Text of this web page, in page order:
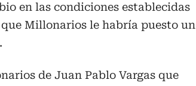
en las condiciones establecidas
Millonarios le habría puesto un
de Juan Pablo Vargas que